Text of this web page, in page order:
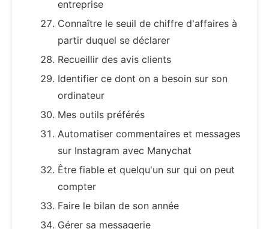
entreprise
Connaître le seuil de chiffre d'affaires à
partir duquel se déclarer
Recueillir des avis clients
Identifier ce dont on a besoin sur son
ordinateur
Mes outils préférés
Automatiser commentaires et messages
sur Instagram avec Manychat
Être fiable et quelqu'un sur qui on peut
compter
Faire le bilan de son année
Gérer sa messagerie